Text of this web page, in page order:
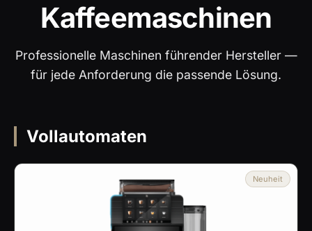
Kaffeemaschinen
Professionelle Maschinen führender Hersteller —
für jede Anforderung die passende Lösung.
Vollautomaten
Neuheit